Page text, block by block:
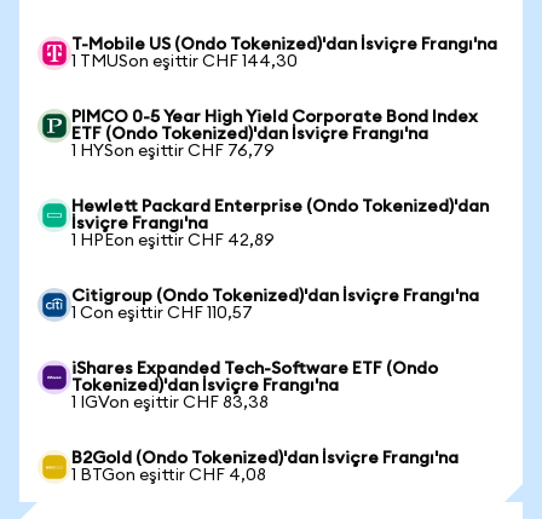
T-Mobile US (Ondo Tokenized)'dan İsviçre Frangı'na
1 TMUSon eşittir CHF 144,30
PIMCO 0-5 Year High Yield Corporate Bond Index
ETF (Ondo Tokenized)'dan İsviçre Frangı'na
1 HYSon eşittir CHF 76,79
Hewlett Packard Enterprise (Ondo Tokenized)'dan
İsviçre Frangı'na
1 HPEon eşittir CHF 42,89
Citigroup (Ondo Tokenized)'dan İsviçre Frangı'na
1 Con eşittir CHF 110,57
iShares Expanded Tech-Software ETF (Ondo
Tokenized)'dan İsviçre Frangı'na
1 IGVon eşittir CHF 83,38
B2Gold (Ondo Tokenized)'dan İsviçre Frangı'na
1 BTGon eşittir CHF 4,08